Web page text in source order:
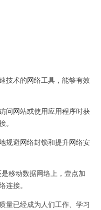
术的网络工具，能够有效
网站或使用应用程序时获
。
避网络封锁和提升网络安
移动数据网络上，壹点加
连接。
已经成为人们工作、学习